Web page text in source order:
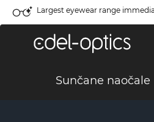
Largest eyewear range
Sunčane naočale